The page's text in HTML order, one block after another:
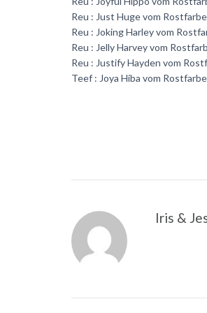
Reu : Just Huge vom
Reu : Joking Harley vom
Reu : Jelly Harvey vom
Reu : Justify Hayden vom
Teef : Joya Hiba vom
Iris &